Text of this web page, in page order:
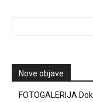
Nove objave
FOTOGALERIJA